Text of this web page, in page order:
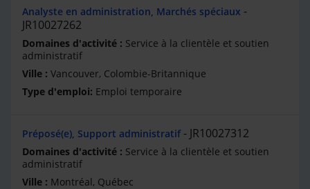
Analyste en administration, Marchés spéciaux
JR10027262
Service à la clientèle et soutien
administratif
Vancouver, Colombie-Britannique
Emploi temporaire
Préposé(e), Support administratif JR10027312
Service à la clientèle et soutien
administratif
Montréal, Québec